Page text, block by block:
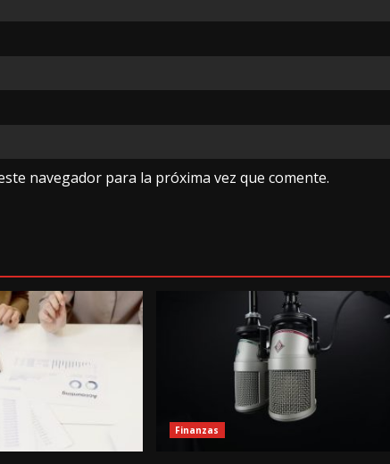
navegador para la próxima vez que comente.
Finanzas